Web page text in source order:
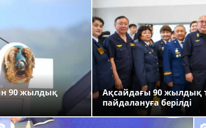
90 жылдық
Ақсайдағы 90 жылдық
пайдалануға берілді